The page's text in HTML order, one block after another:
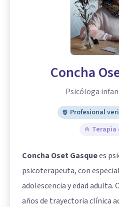
Concha
Psicóloga
Profesional
Terapia
Concha Oset Gasquees
psicoterapeuta, con
adolescencia y edad adulta.
años de trayectoria clínica